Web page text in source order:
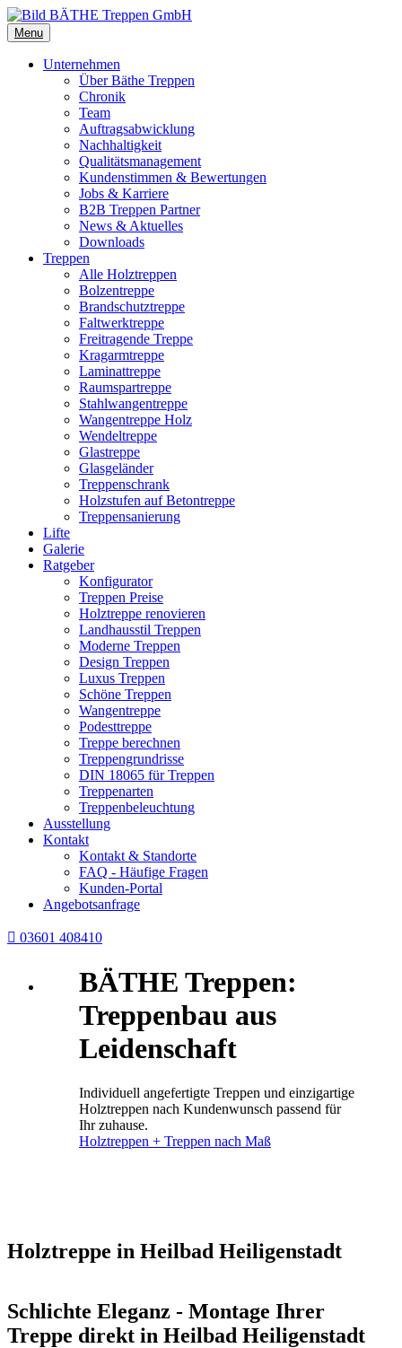
Menu
Unternehmen
Über Bäthe Treppen
Chronik
Team
Auftragsabwicklung
Nachhaltigkeit
Qualitätsmanagement
Kundenstimmen & Bewertungen
Jobs & Karriere
B2B Treppen Partner
News & Aktuelles
Downloads
Treppen
Alle Holztreppen
Bolzentreppe
Brandschutztreppe
Faltwerktreppe
Freitragende Treppe
Kragarmtreppe
Laminattreppe
Raumspartreppe
Stahlwangentreppe
Wangentreppe Holz
Wendeltreppe
Glastreppe
Glasgeländer
Treppenschrank
Holzstufen auf Betontreppe
Treppensanierung
Lifte
Galerie
Ratgeber
Konfigurator
Treppen Preise
Holztreppe renovieren
Landhausstil Treppen
Moderne Treppen
Design Treppen
Luxus Treppen
Schöne Treppen
Wangentreppe
Podesttreppe
Treppe berechnen
Treppengrundrisse
DIN 18065 für Treppen
Treppenarten
Treppenbeleuchtung
Ausstellung
Kontakt
Kontakt & Standorte
FAQ - Häufige Fragen
Kunden-Portal
Angebotsanfrage
 03601 408410
BÄTHE Treppen:
Treppenbau aus
Leidenschaft
Individuell angefertigte Treppen und einzigartige
Holztreppen nach Kundenwunsch passend für
Ihr zuhause.
Holztreppen + Treppen nach Maß
Holztreppe in Heilbad Heiligenstadt
Schlichte Eleganz - Montage Ihrer
Treppe direkt in Heilbad Heiligenstadt